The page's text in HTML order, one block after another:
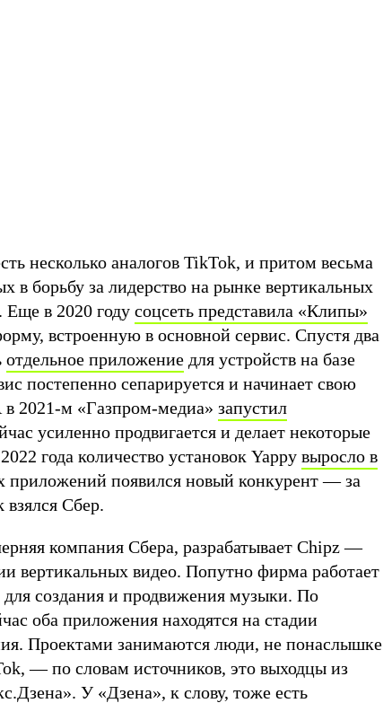
несколько аналогов TikTok, и притом весьма
борьбу за лидерство на рынке вертикальных
Еще в 2020 году соцсеть представила «Клипы»
встроенную в основной сервис. Спустя два
отдельное приложение для устройств на базе
постепенно сепарируется и начинает свою
2021-м «Газпром-медиа» запустил
усиленно продвигается и делает некоторые
года количество установок Yappy выросло в
приложений появился новый конкурент — за
Сбер.
компания Сбера, разрабатывает Chipz —
вертикальных видео. Попутно фирма работает
создания и продвижения музыки. По
оба приложения находятся на стадии
Проектами занимаются люди, не понаслышке
— по словам источников, это выходцы из
У «Дзена», к слову, тоже есть